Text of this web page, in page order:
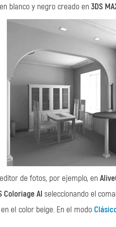
blanco y negro creado en 3DS
de fotos, por ejemplo, en
Coloriage AI seleccionando el
el color beige. En el modo